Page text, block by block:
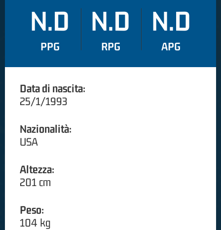
N.D
PPG
N.D
RPG
N.D
APG
Data di nascita:
25/1/1993
Nazionalità:
USA
Altezza:
201 cm
Peso:
104 kg